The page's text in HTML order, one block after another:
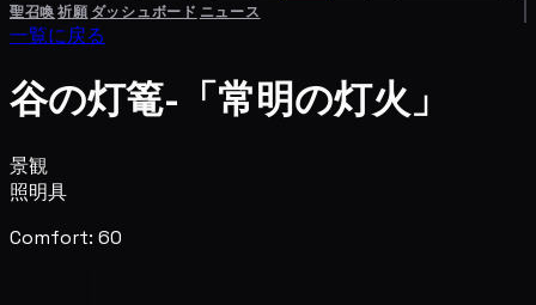
聖召喚祈願 ダッシュボード ニュース
一覧に戻る
谷の灯篭-「常明の灯火」
景観
照明具
Comfort: 60